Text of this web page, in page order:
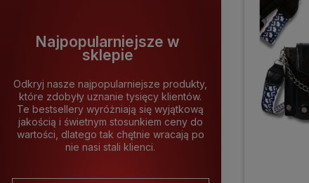
Najpopularniejsze w
sklepie
Odkryj nasze najpopularniejsze produkty,
które zdobyły uznanie tysięcy klientów.
Te bestsellery wyróżniają się wyjątkową
jakością i świetnym stosunkiem ceny do
wartości, dlatego tak chętnie wracają po
nie nasi stali klienci.